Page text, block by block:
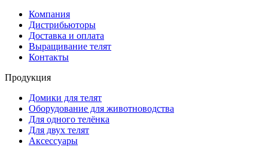
Компания
Дистрибьюторы
Доставка и оплата
Выращивание телят
Контакты
Продукция
Домики для телят
Оборудование для животноводства
Для одного телёнка
Для двух телят
Аксессуары